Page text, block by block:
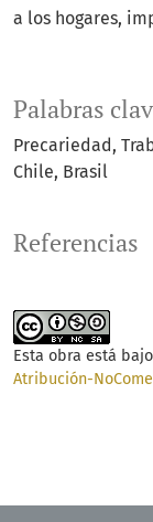
Palabras
Precariedad
Chile Brasil
a los hogares,
Referencias
Esta obra está
Atribución-